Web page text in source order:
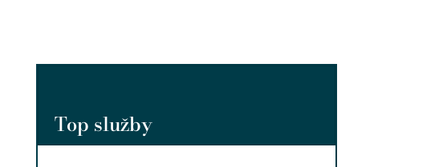
Top služby